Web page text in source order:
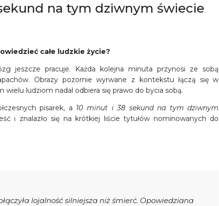
na tym dziwnym świecie
całe ludzkie życie?
jeszcze pracuje. Każda kolejna minuta przynosi ze sobą
Obrazy pozornie wyrwane z kontekstu łączą się w
ludziom nadal odbiera się prawo do bycia sobą.
pisarek, a 10 minut i 38 sekund na tym dziwnym
i znalazło się na krótkiej liście tytułów nominowanych do
lojalność silniejsza niż śmierć. Opowiedziana